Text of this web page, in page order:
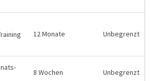
12 Monate Unbegrenzt
8 Wochen Unbegrenzt